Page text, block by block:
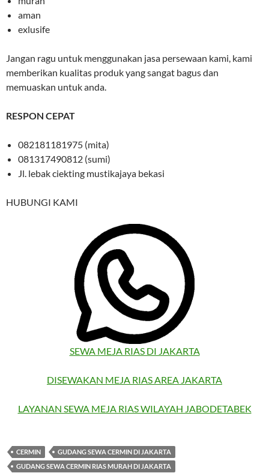
aman
exlusife
Jangan ragu untuk menggunakan jasa persewaan kami, kami
memberikan kualitas produk yang sangat bagus dan
memuaskan untuk anda.
RESPON CEPAT
082181181975 (mita)
081317490812 (sumi)
Jl. lebak ciekting mustikajaya bekasi
HUBUNGI KAMI
SEWA MEJA RIAS DI JAKARTA
DISEWAKAN MEJA RIAS AREA JAKARTA
LAYANAN SEWA MEJA RIAS WILAYAH JABODETABEK
CERMIN
GUDANG SEWA CERMIN DI JAKARTA
GUDANG SEWA CERMIN RIAS MURAH DI JAKARTA